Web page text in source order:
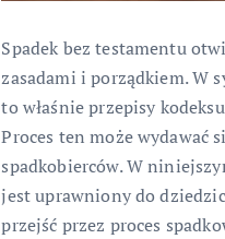
Spadek bez testamentu
zasadami i porządkiem. W
to właśnie przepisy
Proces ten może wydawać
spadkobierców. W
jest uprawniony do
przejść przez proces